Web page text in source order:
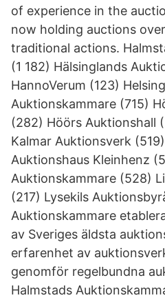
of experience in the
now holding auctions
traditional actions.
(1 182) Hälsinglands
HannoVerum (123)
Auktionskammare (715)
(282) Höörs Auktionshall
Kalmar Auktionsverk
Auktionshaus Kleinhenz
Auktionskammare (528)
(217) Lysekils
Auktionskammare
av Sveriges äldsta
erfarenhet av
genomför regelbundna
Halmstads